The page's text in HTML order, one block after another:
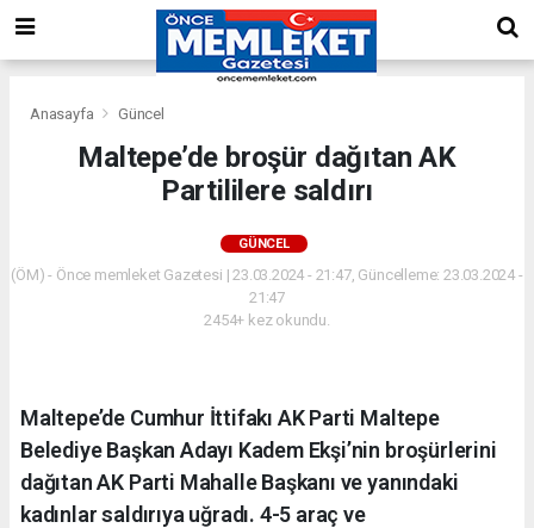
Anasayfa Güncel
Maltepe’de broşür dağıtan AK
Partililere saldırı
GÜNCEL
(ÖM) - Önce memleket Gazetesi | 23.03.2024 - 21:47, Güncelleme: 23.03.2024 -
21:47
2454+ kez okundu.
Maltepe’de Cumhur İttifakı AK Parti Maltepe
Belediye Başkan Adayı Kadem Ekşi’nin broşürlerini
dağıtan AK Parti Mahalle Başkanı ve yanındaki
kadınlar saldırıya uğradı. 4-5 araç ve